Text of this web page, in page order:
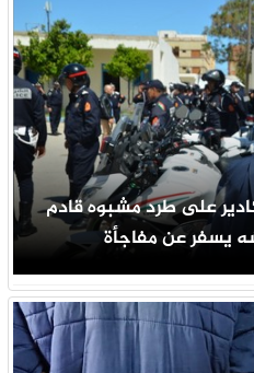
على طرد مشبوه قادم
يسفر عن مفاجأة